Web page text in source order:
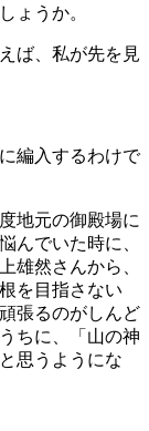
ょうか。
ば、私が先を見
編入するわけで
地元の御殿場に
んでいた時に、
雄然さんから、
を目指さない
張るのがしんど
ちに、「山の神
思うようにな